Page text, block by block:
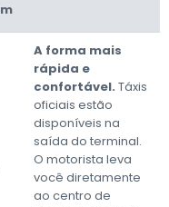
A forma mais
rápida e
confortável. Táxis
oficiais estão
disponíveis na
saída do terminal.
O motorista leva
você diretamente
ao centro de